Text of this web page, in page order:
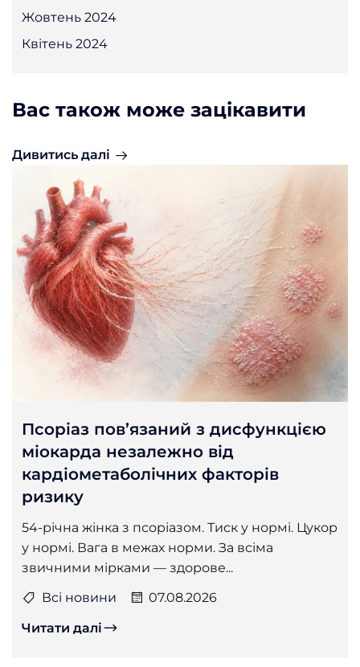
Жовтень 2024
Квітень 2024
Вас також може зацікавити
Дивитись далі
Псоріаз пов’язаний з дисфункцією
міокарда незалежно від
кардіометаболічних факторів
ризику
54-річна жінка з псоріазом. Тиск у нормі. Цукор
у нормі. Вага в межах норми. За всіма
звичними мірками — здорове...
Всі новини
07.08.2026
Читати далі